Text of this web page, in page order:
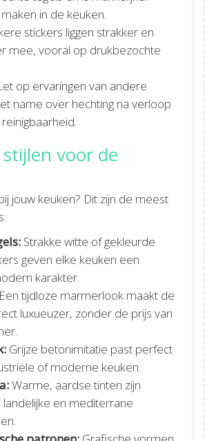
in de keuken.
stickers liggen strakker en
mee, vooral op drukbezochte
op ervaringen van andere
name over hechting na verloop
voor de
jouw keuken? Dit zijn de meest
Strakke witte of gekleurde
geven elke keuken een
karakter.
Een tijdloze marmerlook maakt de
luxueuzer, zonder de prijs van
Grijze betonimitatie past perfect
of moderne keuken.
Warme, aardse tinten zijn
landelijke en mediterrane